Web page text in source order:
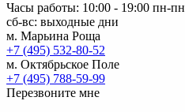
Часы работы: 10:00 - 19:00 пн-пн
сб-вс: выходные дни
м. Марьина Роща
+7 (495) 532-80-52
м. Октябрьское Поле
+7 (495) 788-59-99
Перезвоните мне